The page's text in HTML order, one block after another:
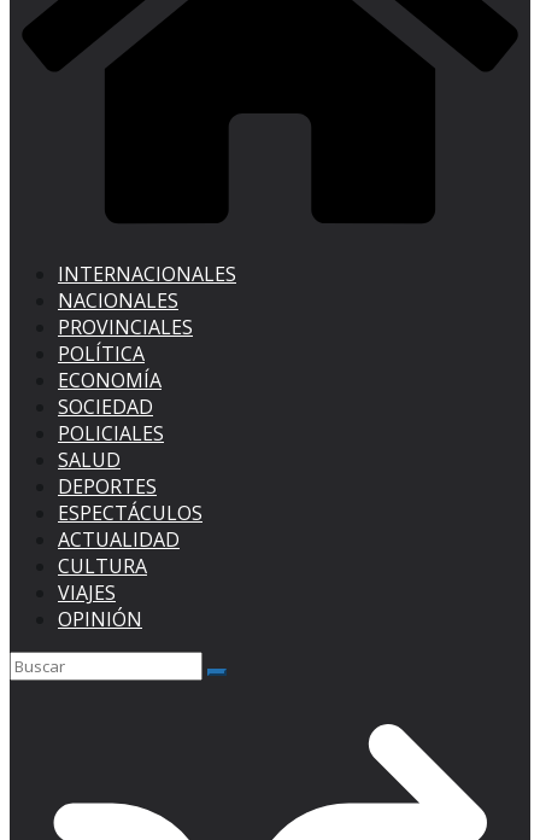
INTERNACIONALES
NACIONALES
PROVINCIALES
POLÍTICA
ECONOMÍA
SOCIEDAD
POLICIALES
SALUD
DEPORTES
ESPECTÁCULOS
ACTUALIDAD
CULTURA
VIAJES
OPINIÓN